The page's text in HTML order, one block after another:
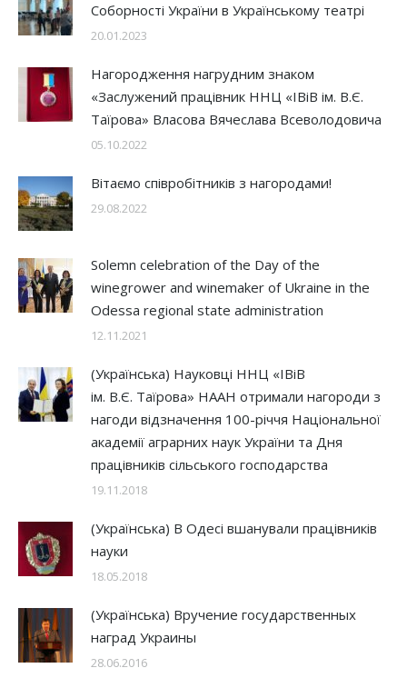
Соборності України в Українському театрі
20.01.2023
Нагородження нагрудним знаком
«Заслужений працівник ННЦ «ІВіВ ім. В.Є.
Таїрова» Власова Вячеслава Всеволодовича
05.10.2022
Вітаємо співробітників з нагородами!
29.08.2022
Solemn celebration of the Day of the
winegrower and winemaker of Ukraine in the
Odessa regional state administration
12.11.2021
(Українська) Науковці ННЦ «ІВіВ
ім. В.Є. Таїрова» НААН отримали нагороди з
нагоди відзначення 100-річчя Національної
академії аграрних наук України та Дня
працівників сільського господарства
19.11.2018
(Українська) В Одесі вшанували працівників
науки
18.05.2018
(Українська) Вручение государственных
наград Украины
28.06.2016